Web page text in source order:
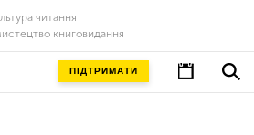
читання
книговидання
ПІДТРИМАТИ